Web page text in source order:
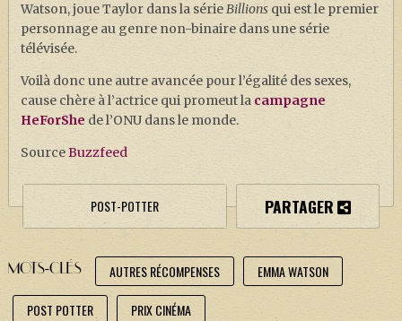
Watson, joue Taylor dans la sérieBillionsqui est le premier
personnage au genre non-binaire dans une série
télévisée.
Voilà donc une autre avancée pour l’égalité des sexes,
cause chère à l’actrice qui promeut la campagne
HeForShe de l’ONU dans le monde.
SourceBuzzfeed
POST-POTTER PARTAGER
MOTS-CLÉS AUTRES RÉCOMPENSES EMMA WATSON
POST POTTER PRIX CINÉMA